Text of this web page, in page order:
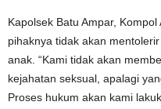
Kapolsek Batu Ampar,
pihaknya tidak akan
anak. “Kami tidak akan
kejahatan seksual, apalagi
Proses hukum akan kami